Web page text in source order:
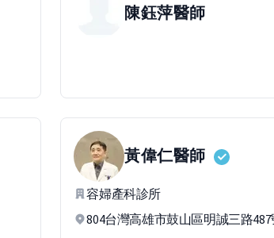
陳鈺萍醫師
黃偉仁醫師
容婦產科診所
804台灣高雄市鼓山區明誠三路487